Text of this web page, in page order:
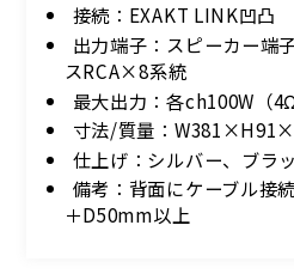
接続：EXAKT LINK凹凸
出力端子：スピーカー端
スRCA×8系統
最大出力：各ch100W（
寸法/質量：
仕上げ：シルバー、ブラ
備考：背面にケーブル接
＋D50mm以上